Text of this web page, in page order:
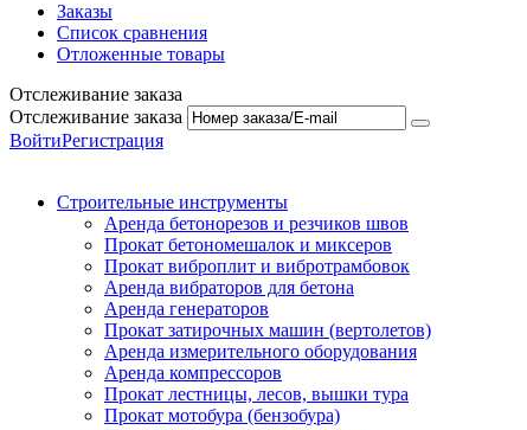
Заказы
Список сравнения
Отложенные товары
Отслеживание заказа
Отслеживание заказа
ВойтиРегистрация
Строительные инструменты
Аренда бетонорезов и резчиков швов
Прокат бетономешалок и миксеров
Прокат виброплит и вибротрамбовок
Аренда вибраторов для бетона
Аренда генераторов
Прокат затирочных машин (вертолетов)
Аренда измерительного оборудования
Аренда компрессоров
Прокат лестницы, лесов, вышки тура
Прокат мотобура (бензобура)